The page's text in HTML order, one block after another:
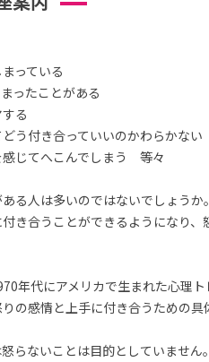
っている
ったことがある
る
う付き合っていいのかわらかない
じてへこんでしまう 等々
る人は多いのではないでしょう
き合うことができるようになり
年代にアメリカで生まれた心理
の感情と上手に付き合うための具
らないことは目的としていませ